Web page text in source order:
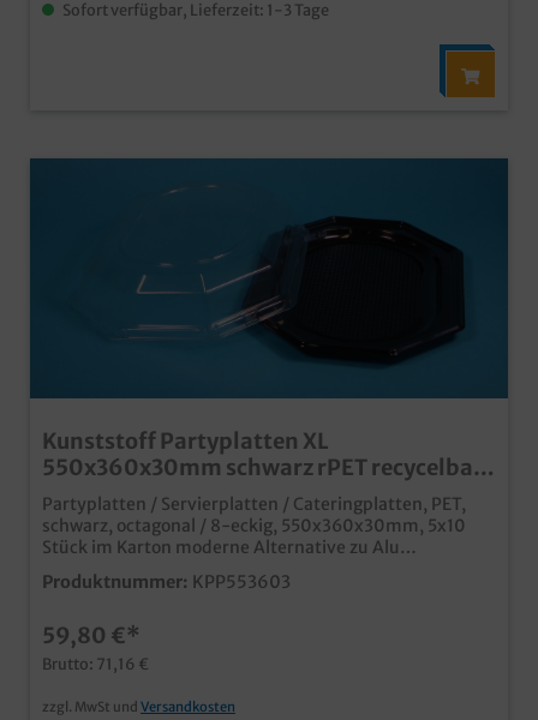
Sofort verfügbar, Lieferzeit: 1-3 Tage
Kunststoff Partyplatten XL
550x360x30mm schwarz rPET recycelbar
50St
Partyplatten / Servierplatten / Cateringplatten, PET,
schwarz, octagonal / 8-eckig, 550x360x30mm, 5x10
Stück im Karton moderne Alternative zu Alu
Partyplattenaus recyceltem und wieder recycelbarem
rPET Material in verschiedenen Größen erhältlich
ideal für den Einsatz im Catering und Partyservice
Produktnummer: KPP553603
59,80 €*
Brutto: 71,16 €
zzgl. MwSt und Versandkosten